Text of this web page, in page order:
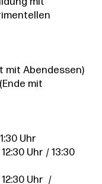
mit
mit Abendessen)
mit
Uhr
Uhr / 13:30
Uhr /